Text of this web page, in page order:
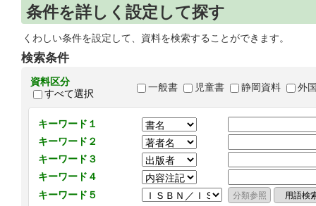
条件を詳しく設定して探す
くわしい条件を設定して、資料を検索することができます。
検索条件
資料区分
すべて選択
一般書 児童書 静岡資料 外
キーワード１
キーワード２
キーワード３
キーワード４
キーワード５